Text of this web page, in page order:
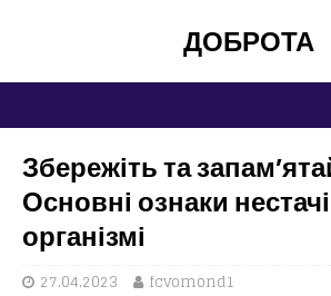
ДОБРОТА
Збережіть та
Основні ознаки
організмі
27.04.2023 fcvomond1